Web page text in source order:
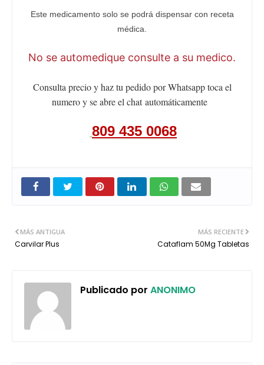
Este medicamento solo se podrá dispensar con receta
médica.
No se automedique consulte a su medico.
Consulta precio y haz tu pedido por Whatsapp toca el
numero y se abre el chatautomáticamente
809 435 0068
MÁS RECIENTE
Cataflam 50Mg Tabletas
MÁS ANTIGUA
Carvilar Plus
Publicado por ANONIMO